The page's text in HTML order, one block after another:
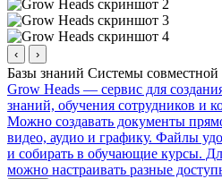
‹ ›
Базы знаний Системы совместной
Grow Heads — сервис для
знаний, обучения сотрудников и
Можно создавать документы
видео, аудио и графику. Файлы
и собирать в обучающие курсы.
можно настраивать разные